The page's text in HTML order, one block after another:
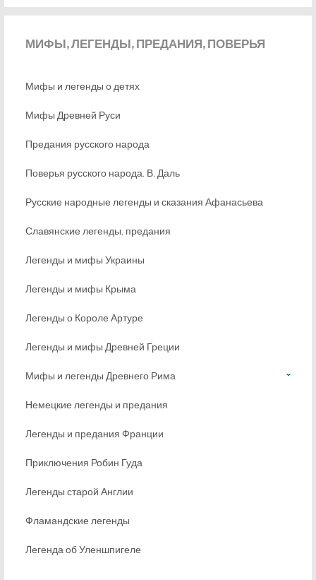
МИФЫ,ЛЕГЕНДЫ, ПРЕДАНИЯ, ПОВЕРЬЯ
Мифы и легенды о детях
Мифы Древней Руси
Предания русского народа
Поверья русского народа. В. Даль
Русские народные легенды и сказания Афанасьева
Славянские легенды, предания
Легенды и мифы Украины
Легенды и мифы Крыма
Легенды о Короле Артуре
Легенды и мифы Древней Греции
Мифы и легенды Древнего Рима
Немецкие легенды и предания
Легенды и предания Франции
Приключения Робин Гуда
Легенды старой Англии
Фламандские легенды
Легенда об Уленшпигеле